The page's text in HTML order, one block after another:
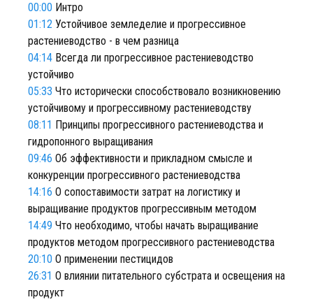
00:00 Интро
01:12 Устойчивое земледелие и прогрессивное
растениеводство - в чем разница
04:14 Всегда ли прогрессивное растениеводство
устойчиво
05:33 Что исторически способствовало возникновению
устойчивому и прогрессивному растениеводству
08:11 Принципы прогрессивного растениеводства и
гидропонного выращивания
09:46 Об эффективности и прикладном смысле и
конкуренции прогрессивного растениеводства
14:16 О сопоставимости затрат на логистику и
выращивание продуктов прогрессивным методом
14:49 Что необходимо, чтобы начать выращивание
продуктов методом прогрессивного растениеводства
20:10 О применении пестицидов
26:31 О влиянии питательного субстрата и освещения на
продукт